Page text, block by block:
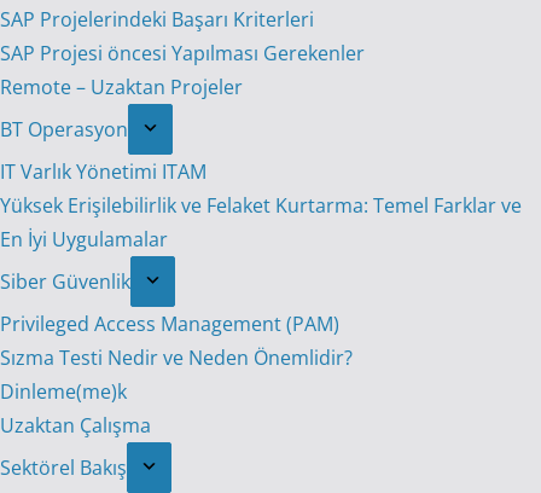
SAP Projelerindeki Başarı Kriterleri
SAP Projesi öncesi Yapılması Gerekenler
Remote – Uzaktan Projeler
BT Operasyon
IT Varlık Yönetimi ITAM
Yüksek Erişilebilirlik ve Felaket Kurtarma: Temel Farklar ve
En İyi Uygulamalar
Siber Güvenlik
Privileged Access Management (PAM)
Sızma Testi Nedir ve Neden Önemlidir?
Dinleme(me)k
Uzaktan Çalışma
Sektörel Bakış